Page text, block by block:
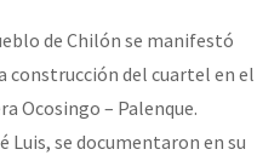
de Chilón se manifestó
construcción del cuartel en el
Ocosingo – Palenque.
Luis, se documentaron en su